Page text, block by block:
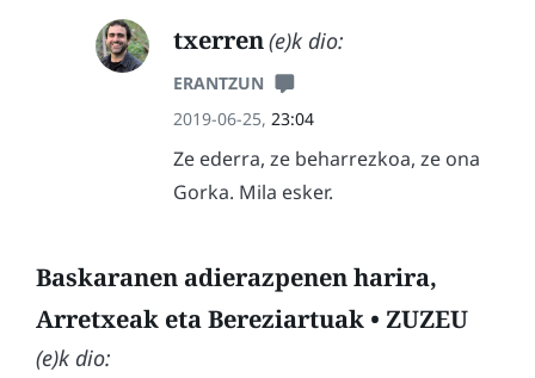
txerren(e)k dio:
ERANTZUN
2019-06-25, 23:04
Ze ederra, ze beharrezkoa, ze ona
Gorka. Mila esker.
Baskaranen adierazpenen harira,
Arretxeak eta Bereziartuak • ZUZEU
(e)k dio: